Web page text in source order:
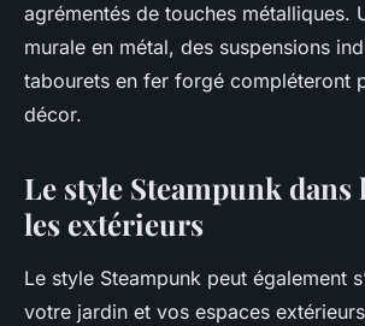
agrémentés de touches métalliques.
murale en métal, des suspensions
tabourets en fer forgé compléteront
décor.
Le style Steampunk
les extérieurs
Le style Steampunk peut également
votre jardin et vos espaces